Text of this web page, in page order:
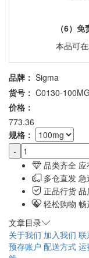
（6）
本品可
品牌： Sigma
货号： C0130-100MG
价格：
773.36
规格：
-
品类齐全
多仓直发 急
正品行货 品
轻松购物
文章目录
关于我们 加入我们 联
预存账户 配送方式 运